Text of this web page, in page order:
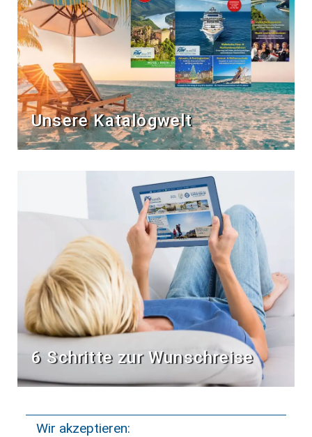
Unsere Katalogwelt
6 Schritte zur Wunschreise
Wir akzeptieren: